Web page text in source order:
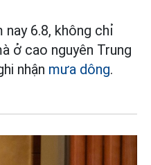
6.8, không chỉ
ở cao nguyên Trung
nhận mưa dông.